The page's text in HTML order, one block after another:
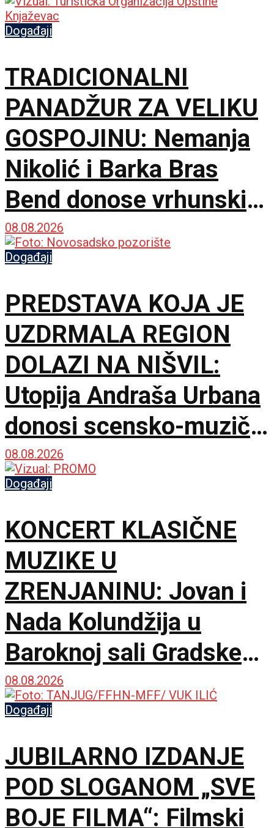
Događaji
TRADICIONALNI
PANADŽUR ZA VELIKU
GOSPOJINU: Nemanja
Nikolić i Barka Bras
Bend donose vrhunski
provod u Jalovik Izvor
08.08.2026
Događaji
PREDSTAVA KOJA JE
UZDRMALA REGION
DOLAZI NA NIŠVIL:
Utopija Andraša Urbana
donosi scensko-muzički
šok za bolji život
08.08.2026
Događaji
KONCERT KLASIČNE
MUZIKE U
ZRENJANINU: Jovan i
Nada Kolundžija u
Baroknoj sali Gradske
kuće
08.08.2026
Događaji
JUBILARNO IZDANJE
POD SLOGANOM „SVE
BOJE FILMA“: Filmski